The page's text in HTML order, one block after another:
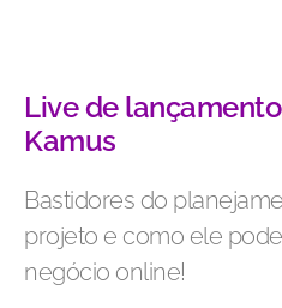
Live de
Kamus
Bastidores do
projeto e como ele
negócio online!